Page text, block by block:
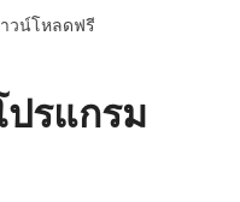
าวน์โหลดฟรี
ปรแกรม